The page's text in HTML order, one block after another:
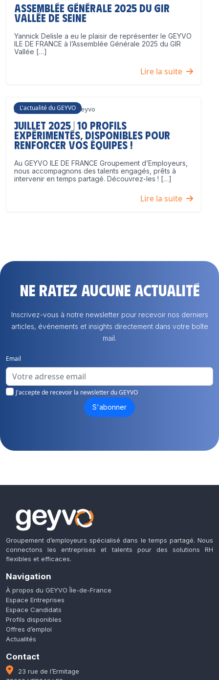
Assemblée Générale 2025 du GIR
Vallée de Seine
Yannick Delisle a eu le plaisir de représenter le GEYVO
ILE DE FRANCE à l’Assemblée Générale 2025 du GIR
Vallée […]
Lire la suite
L'actualité du GEYVO
3 juillet 2025 Geyvo
Juillet 2025 | 10 profils
expérimentés, disponibles pour
renforcer vos équipes !
Au GEYVO ILE DE FRANCE Groupement d’Employeurs,
nous accompagnons des talents engagés, prêts à
intervenir en temps partagé. Découvrez-les ! […]
Lire la suite
Ne ratez aucune actualité
Inscrivez-vous à notre newsletter pour recevoir nos derniers
articles, événements et insights directement dans votre boîte
mail.
Email
J'accepte de recevoir la newsletter du GEYVO
S'abonner
Groupement d’employeurs spécialisé dans le temps partagé. Nous
connectons les entreprises et talents pour des solutions RH
flexibles et efficaces.
Navigation
À propos du GEYVO Île-de-France
Espace Entreprises
Espace Candidats
Profils disponibles
Offres d’emploi
Actualités
Contact
23 rue de l’Ermitage